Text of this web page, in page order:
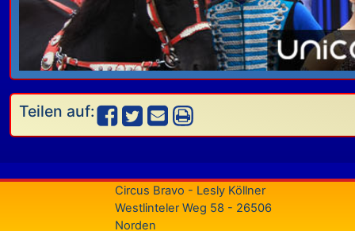
Teilen auf:
Circus Bravo - Lesly Köllner
Westlinteler Weg 58 - 26506
Norden